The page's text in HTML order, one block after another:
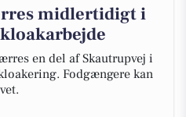
midlertidigt i
en del af Skautrupvej i
Fodgængere kan